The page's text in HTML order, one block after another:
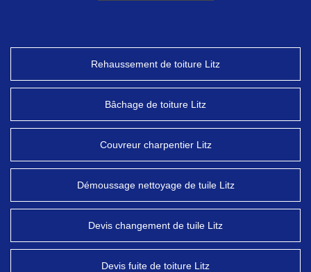
Rehaussement de toiture Litz
Bâchage de toiture Litz
Couvreur charpentier Litz
Démoussage nettoyage de tuile Litz
Devis changement de tuile Litz
Devis fuite de toiture Litz